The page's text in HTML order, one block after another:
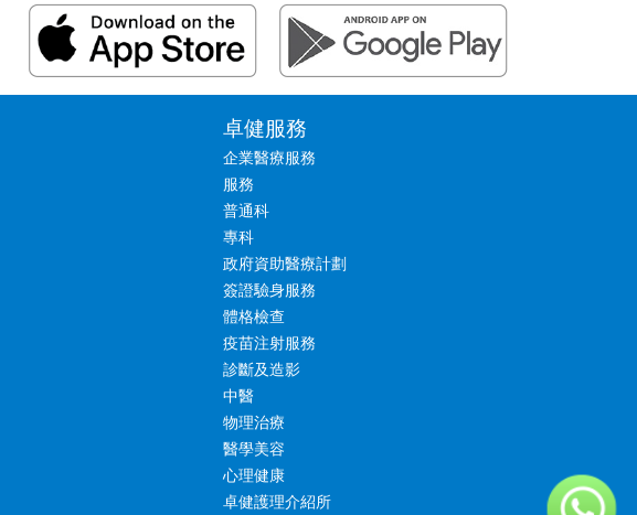
卓健服務
企業醫療服務
服務
普通科
專科
政府資助醫療計劃
簽證驗身服務
體格檢查
疫苗注射服務
診斷及造影
中醫
物理治療
醫學美容
心理健康
卓健護理介紹所